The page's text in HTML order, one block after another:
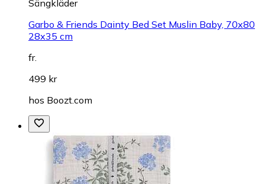
Sängkläder
Garbo & Friends Dainty Bed Set Muslin Baby, 70x80
28x35 cm
fr.
499 kr
hos Boozt.com